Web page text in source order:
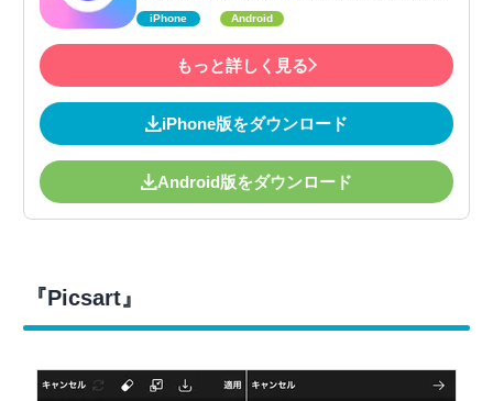
iPhone Android
もっと詳しく見る
iPhone版をダウンロード
Android版をダウンロード
『Picsart』